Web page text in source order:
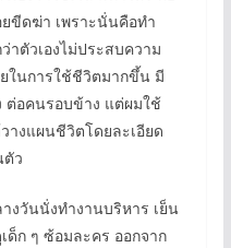
ขีดฆ่า เพราะนั่นคือทำ
าตัวเองไม่ประสบความ
ในการใช้ชีวิตมากขึ้น มี
ต่อคนรอบข้าง แต่ผมใช้
างแผนชีวิตโดยละเอียด
ตัว
งวันนั่งทำงานบริหาร เย็น
ด็ก ๆ ซ้อมละคร ออกจาก